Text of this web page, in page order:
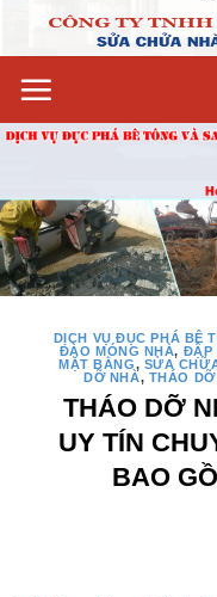
DỊCH VỤ ĐỤC PHÁ BÊ
ĐÀO MÓNG NHÀ,ĐẬP
MẶT BẰNG, SỬA
DỠ NHÀ, THÁO
THÁO DỠ
UY TÍN
BAO